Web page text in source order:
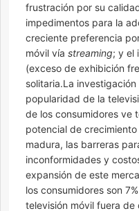
frustración por su
impedimentos para la
creciente preferencia
móvil vía streaming; y el
(exceso de exhibición
solitaria.La
popularidad de la
de los consumidores ve
potencial de
madura, las barreras
inconformidades y
expansión de este
los consumidores son
televisión móvil fuera de